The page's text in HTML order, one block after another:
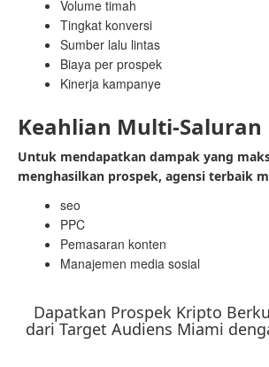
Volume timah
Tingkat konversi
Sumber lalu lintas
Biaya per prospek
Kinerja kampanye
Keahlian Multi-Saluran
Untuk mendapatkan dampak yang
menghasilkan prospek, agensi terbaik
seo
PPC
Pemasaran konten
Manajemen media sosial
Dapatkan Prospek Kripto
dari Target Audiens Miami